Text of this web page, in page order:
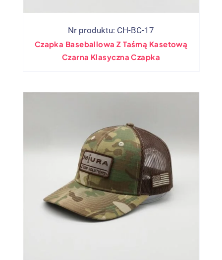
Nr produktu: CH-BC-17
Czapka Baseballowa Z Taśmą Kasetową
Czarna Klasyczna Czapka